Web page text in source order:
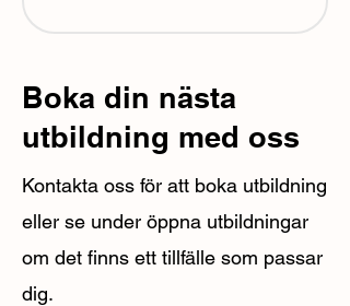
Boka din nästa
utbildning med oss
Kontakta oss för att boka utbildning
eller se under öppna utbildningar
om det finns ett tillfälle som passar
dig.